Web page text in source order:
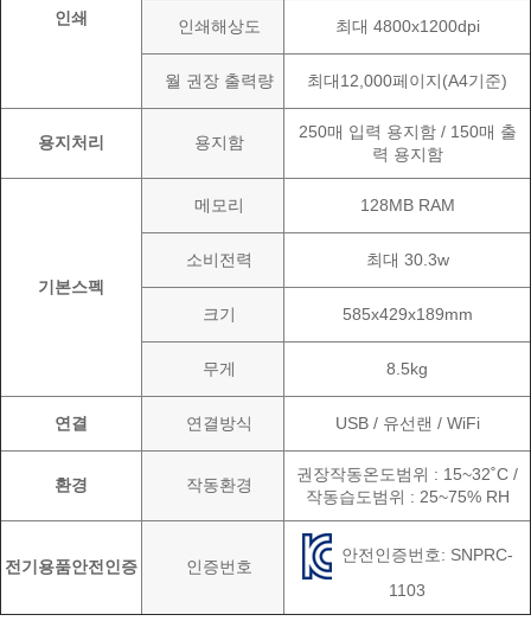
인쇄 인쇄해상도 최대 4800x1200dpi
월 권장 출력량 최대12,000페이지(A4기준)
용지처리 용지함
250매 입력 용지함 / 150매 출
력 용지함
기본스펙
메모리 128MB RAM
소비전력 최대 30.3w
크기 585x429x189mm
무게 8.5kg
연결 연결방식 USB / 유선랜 / WiFi
환경 작동환경
권장작동온도범위 : 15~32˚C /
작동습도범위 : 25~75% RH
전기용품안전인증 인증번호
안전인증번호: SNPRC-
1103